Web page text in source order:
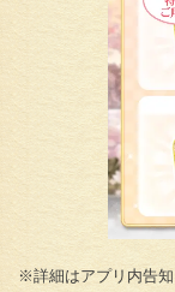
※詳細はアプリ内告